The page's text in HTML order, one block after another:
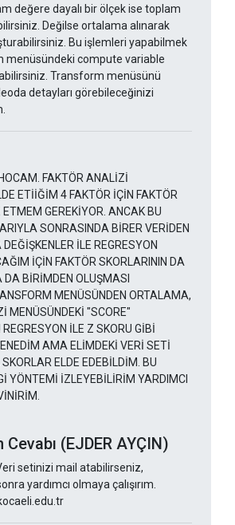
değere dayalı bir ölçek ise toplam
Değilse ortalama alınarak
Bu işlemleri yapabilmek
menüsündeki compute variable
Transform menüsünü
detayları görebileceğinizi
FAKTÖR ANALİZİ
ETİİĞİM 4 FAKTÖR İÇİN FAKTÖR
ETMEM GEREKİYOR. ANCAK BU
SONRASINDA BİRER VERİDEN
İLE REGRESYON
İÇİN FAKTÖR SKORLARININ DA
DA BİRİMDEN OLUŞMASI
MENÜSÜNDEN ORTALAMA,
MENÜSÜNDEKİ "SCORE"
İLE Z SKORU GİBİ
AMA ELİMDEKİ VERİ SETİ
ELDE EDEBİLDİM. BU
YÖNTEMİ İZLEYEBİLİRİM YARDIMCI
Cevabı (EJDER AYÇIN)
setinizi mail atabilirseniz,
yardımcı olmaya çalışırım.